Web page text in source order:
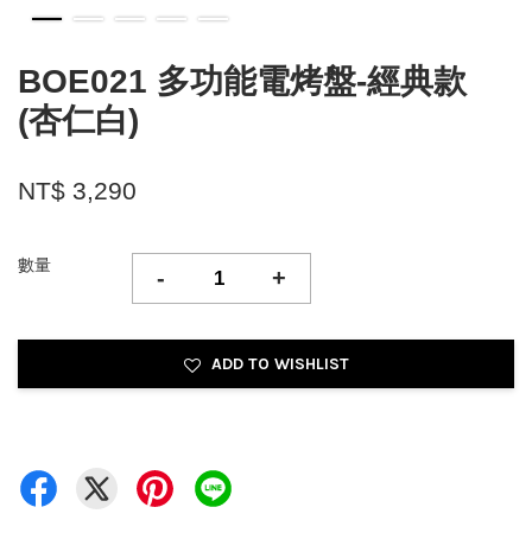
BOE021 多功能電烤盤-經典款
(杏仁白)
NT$ 3,290
數量 - +
ADD TO WISHLIST